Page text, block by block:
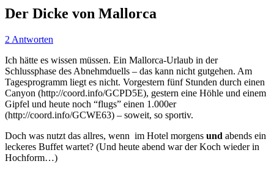
Der Dicke von Mallorca
2 Antworten
Ich hätte es wissen müssen. Ein Mallorca-Urlaub in der
Schlussphase des Abnehmduells – das kann nicht gutgehen. Am
Tagesprogramm liegt es nicht. Vorgestern fünf Stunden durch einen
Canyon (http://coord.info/GCPD5E), gestern eine Höhle und einem
Gipfel und heute noch “flugs” einen 1.000er
(http://coord.info/GCWE63) – soweit, so sportiv.
Doch was nutzt das allres, wenn im Hotel morgens und abends ein
leckeres Buffet wartet? (Und heute abend war der Koch wieder in
Hochform…)